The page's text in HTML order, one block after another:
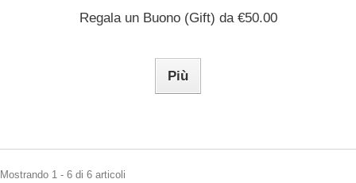
Regala un Buono (Gift) da €50.00
Più
Mostrando 1 - 6 di 6 articoli